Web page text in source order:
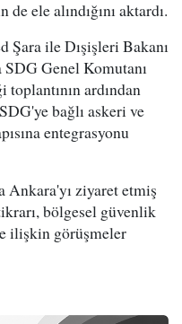
ele alındığını aktardı.
Şara ile Dışişleri Bakanı
Genel Komutanı
ardından
bağlı askeri ve
entegrasyonu
Ankara'yı ziyaret etmiş
bölgesel güvenlik
ilişkin görüşmeler